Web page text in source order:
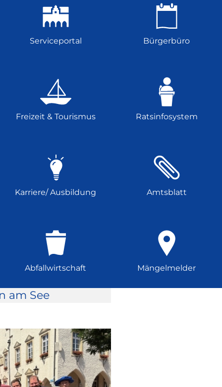
Serviceportal Bürgerbüro
Freizeit & Tourismus Ratsinfosystem
Karriere/ Ausbildung Amtsblatt
Abfallwirtschaft Mängelmelder
am See